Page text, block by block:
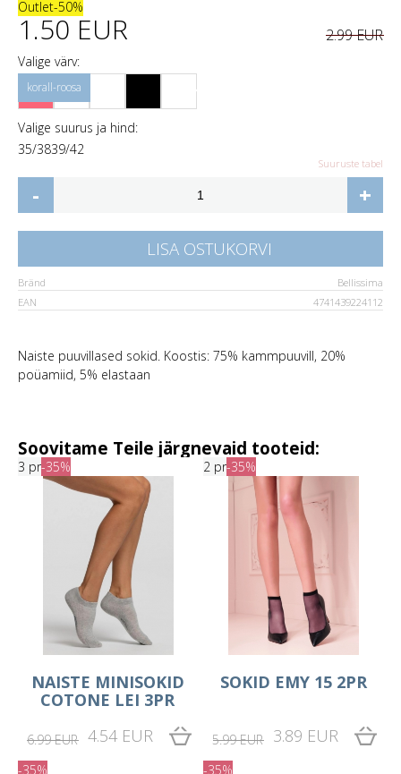
Outlet-50%
2.99 EUR
1.50 EUR
Valige värv:
Valige suurus ja hind:
35/3839/42
Suuruste tabel
- +
LISA OSTUKORVI
Bränd
Bellissima
EAN
4741439224112
Naiste puuvillased sokid. Koostis: 75% kammpuuvill, 20%
poüamiid, 5% elastaan
Soovitame Teile järgnevaid tooteid:
3 pr-35%
NAISTE MINISOKID
COTONE LEI 3PR
6.99 EUR 4.54 EUR
2 pr-35%
SOKID EMY 15 2PR
5.99 EUR 3.89 EUR
-35% -35%